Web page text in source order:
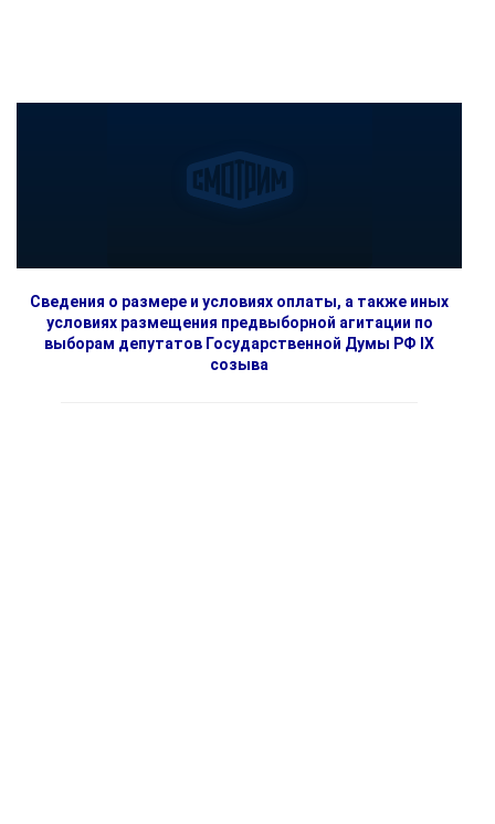
Сведения о размере и условиях оплаты, а также иных
условиях размещения предвыборной агитации по
выборам депутатов Государственной Думы РФ IX
созыва